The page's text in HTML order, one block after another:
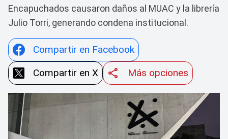
Encapuchados causaron daños al MUAC y la librería
Julio Torri, generando condena institucional.
Compartir en Facebook
Compartir en X
Más opciones